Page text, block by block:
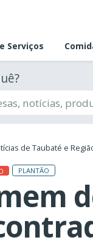
Serviços
de Taubaté e
PLANTÃO